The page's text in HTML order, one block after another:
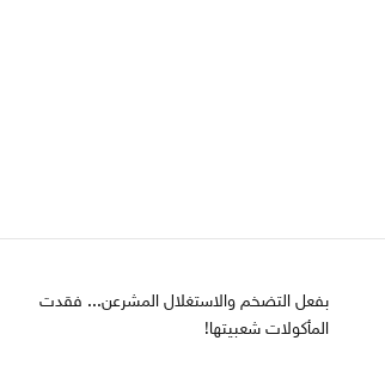
بفعل التضخم والاستغلال المشرعن... فقدت
المأكولات شعبيتها!